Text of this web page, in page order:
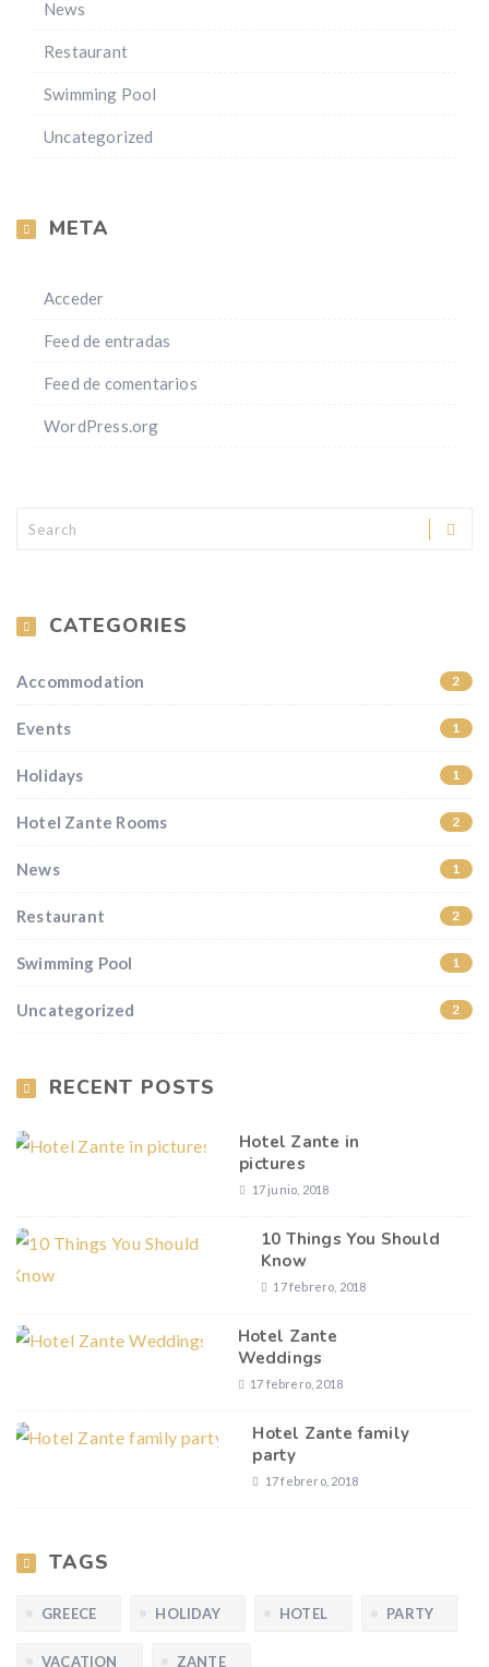
News
Restaurant
Swimming Pool
Uncategorized
META
Acceder
Feed de entradas
Feed de comentarios
WordPress.org
CATEGORIES
Accommodation 2
Events 1
Holidays 1
Hotel Zante Rooms 2
News 1
Restaurant 2
Swimming Pool 1
Uncategorized 2
RECENT POSTS
Hotel Zante in
pictures
17 junio, 2018
10 Things You Should
Know
17 febrero, 2018
Hotel Zante
Weddings
17 febrero, 2018
Hotel Zante family
party
17 febrero, 2018
TAGS
GREECE HOLIDAY HOTEL PARTY
VACATION ZANTE